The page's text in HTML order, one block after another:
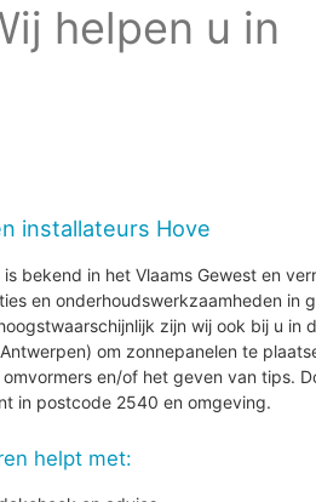
helpen u in
installateurs Hove
is bekend in het Vlaams Gewest en
en onderhoudswerkzaamheden in
zijn wij ook bij u in
om zonnepanelen te
en/of het geven van tips.
in postcode 2540 en omgeving.
helpt met: